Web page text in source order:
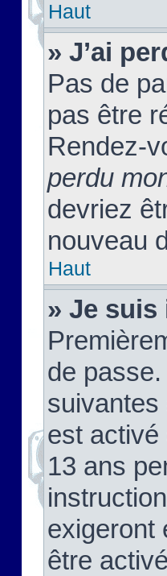
Haut
» J’ai
Pas de
pas être
Rendez-
perdu
devriez
nouveau
Haut
» Je suis
de
suivantes
est
13 ans
exigeront
être